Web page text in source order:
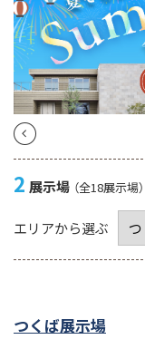
2 展示場 （全18展示場）
エリアから選ぶ
つくば展示場